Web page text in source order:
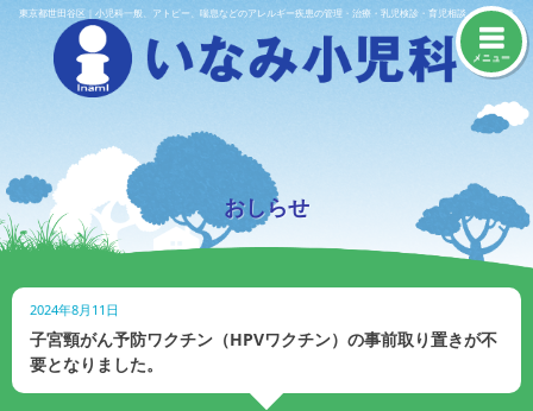
Skip東京都世田谷区｜小児科一般、アトピー、喘息などのアレルギー疾患の管理・治療・乳児検診・育児相談・予防接種
メニュー
おしらせ
2024年8月11日
子宮頸がん予防ワクチン（HPVワクチン）の事前取り置きが不
要となりました。